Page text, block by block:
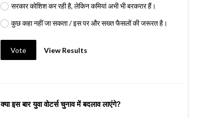
सरकार कोशिश कर रही है, लेकिन कमियां अभी भी बरकरार हैं।
कुछ कहा नहीं जा सकता / इस पर और सख्त फैसलों की जरूरत है।
Vote View Results
क्या इस बार युवा वोटर्स चुनाव में बदलाव लाएंगे?